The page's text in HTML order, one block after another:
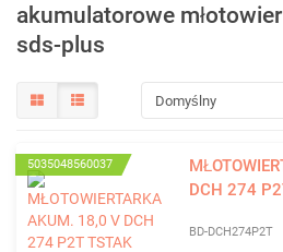
akumulatorowe
sds-plus
5035048560037
DCH 274
BD-DCH274P2T